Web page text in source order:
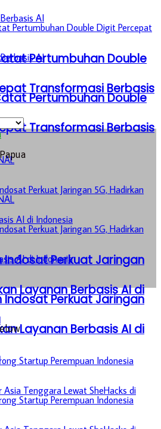
Pertumbuhan Double
Transformasi Berbasis
Indosat Perkuat Jaringan
Layanan Berbasis AI di
Pertumbuhan Double
Transformasi Berbasis
Indosat Perkuat Jaringan
Layanan Berbasis AI di